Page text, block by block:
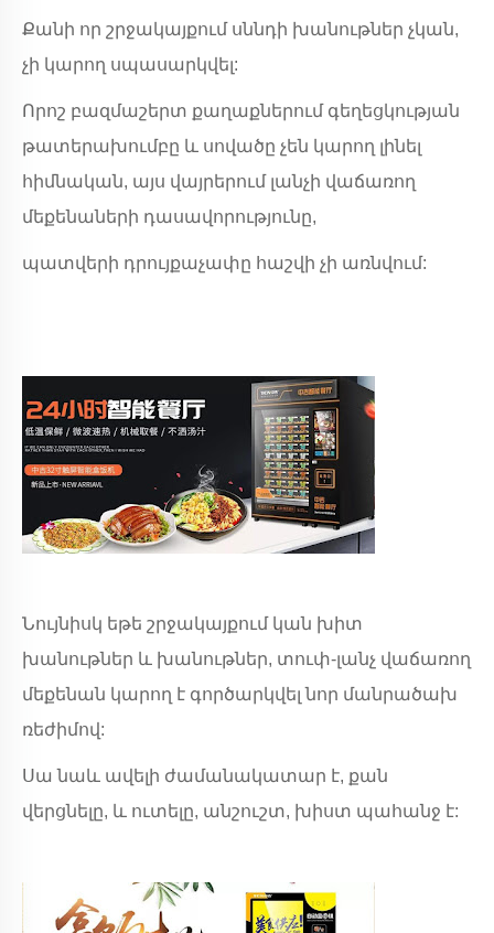
Քանի որ շրջակայքում սննդի խանութներ չկան,
չի կարող սպասարկվել:
Որոշ բազմաշերտ քաղաքներում գեղեցկության
թատերախումբը և սովածը չեն կարող լինել
հիմնական, այս վայրերում լանչի վաճառող
մեքենաների դասավորությունը,
պատվերի դրույքաչափը հաշվի չի առնվում:
Նույնիսկ եթե շրջակայքում կան խիտ
խանութներ և խանութներ, տուփ-լանչ վաճառող
մեքենան կարող է գործարկվել նոր մանրածախ
ռեժիմով:
Սա նաև ավելի ժամանակատար է, քան
վերցնելը, և ուտելը, անշուշտ, խիստ պահանջ է: